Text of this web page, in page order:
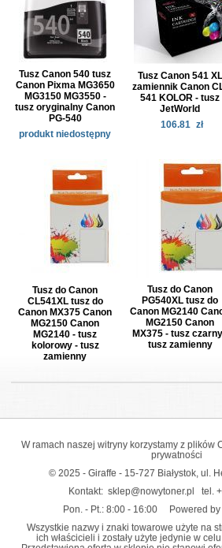
Tusz Canon 540 tusz
Canon Pixma MG3650
MG3150 MG3550 -
tusz oryginalny Canon
PG-540
produkt niedostępny
Tusz Canon 541 XL
zamiennik Canon
541 KOLOR - tusz
JetWorld
106.81 zł
Tusz do Canon
CL541XL tusz do
Canon MX375 Canon
MG2150 Canon
MG2140 - tusz
kolorowy - tusz
zamienny
Tusz do Canon
PG540XL tusz do
Canon MG2140
MG2150 Canon
MX375 - tusz
tusz zamienny
W ramach naszej witryny korzystamy z plików
prywatności
© 2025 - Giraffe - 15-727 Białystok, ul.
Kontakt: sklep@nowytoner.pl tel.
Pon. - Pt.: 8:00 - 16:00
Powered
Wszystkie nazwy i znaki towarowe użyte na
ich właścicieli i zostały użyte jedynie w